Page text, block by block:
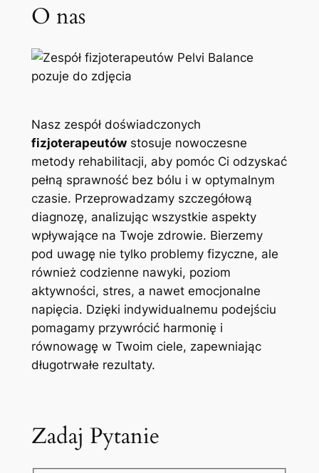
O nas
Nasz zespół doświadczonych
fizjoterapeutówstosuje nowoczesne
metody rehabilitacji, aby pomóc Ci odzyskać
pełną sprawność bez bólu i w optymalnym
czasie. Przeprowadzamy szczegółową
diagnozę, analizując wszystkie aspekty
wpływające na Twoje zdrowie. Bierzemy
pod uwagę nie tylko problemy fizyczne, ale
również codzienne nawyki, poziom
aktywności, stres, a nawet emocjonalne
napięcia. Dzięki indywidualnemu podejściu
pomagamy przywrócić harmonię i
równowagę w Twoim ciele, zapewniając
długotrwałe rezultaty.
Zadaj Pytanie